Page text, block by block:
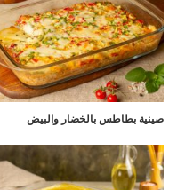
صينية بطاطس بالخضار والبيض